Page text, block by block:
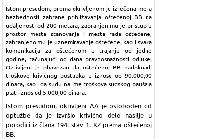
Istom presudom, prema okrivljenom je izrečena mera
bezbednosti zabrane približavanja oštećenoj BB na
udaljenosti od 200 metara, zabranjen mu je pristup u
prostor mesta stanovanja i mesta rada oštećene,
zabranjeno mu je uznemiravanje oštećene, kao i svaka
komunikacija za oštećenom u trajanju od jedne
godine, računajući od dana pravnosnažnosti odluke.
Okrivljeni je obavezan da oštećenoj BB nadoknadi
troškove krivičnog postupka u iznosu od 90.000,00
dinara, kao i da sudu na ime troškova sudskog paušala
plati iznos od 5.000,00 dinara.
Istom presudom, okrivljeni AA je oslobođen od
optužbe da je izvršio krivično delo nasilje u
porodici iz člana 194. stav 1. KZ prema oštećenoj
BB.